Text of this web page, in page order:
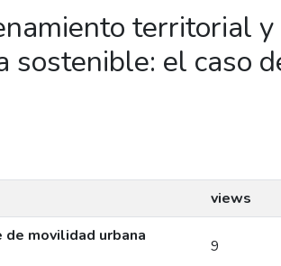
territorial y
sostenible: el caso
views
movilidad urbana
9